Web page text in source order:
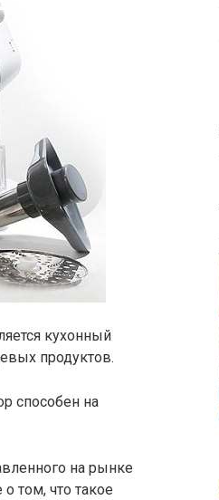
кухонный
продуктов.
способен на
на рынке
том, что такое